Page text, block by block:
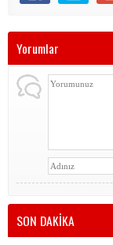
Yorumlar
SON DAKİKA